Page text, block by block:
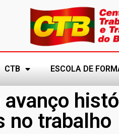
CTB ESCOLA DE
no trabalho